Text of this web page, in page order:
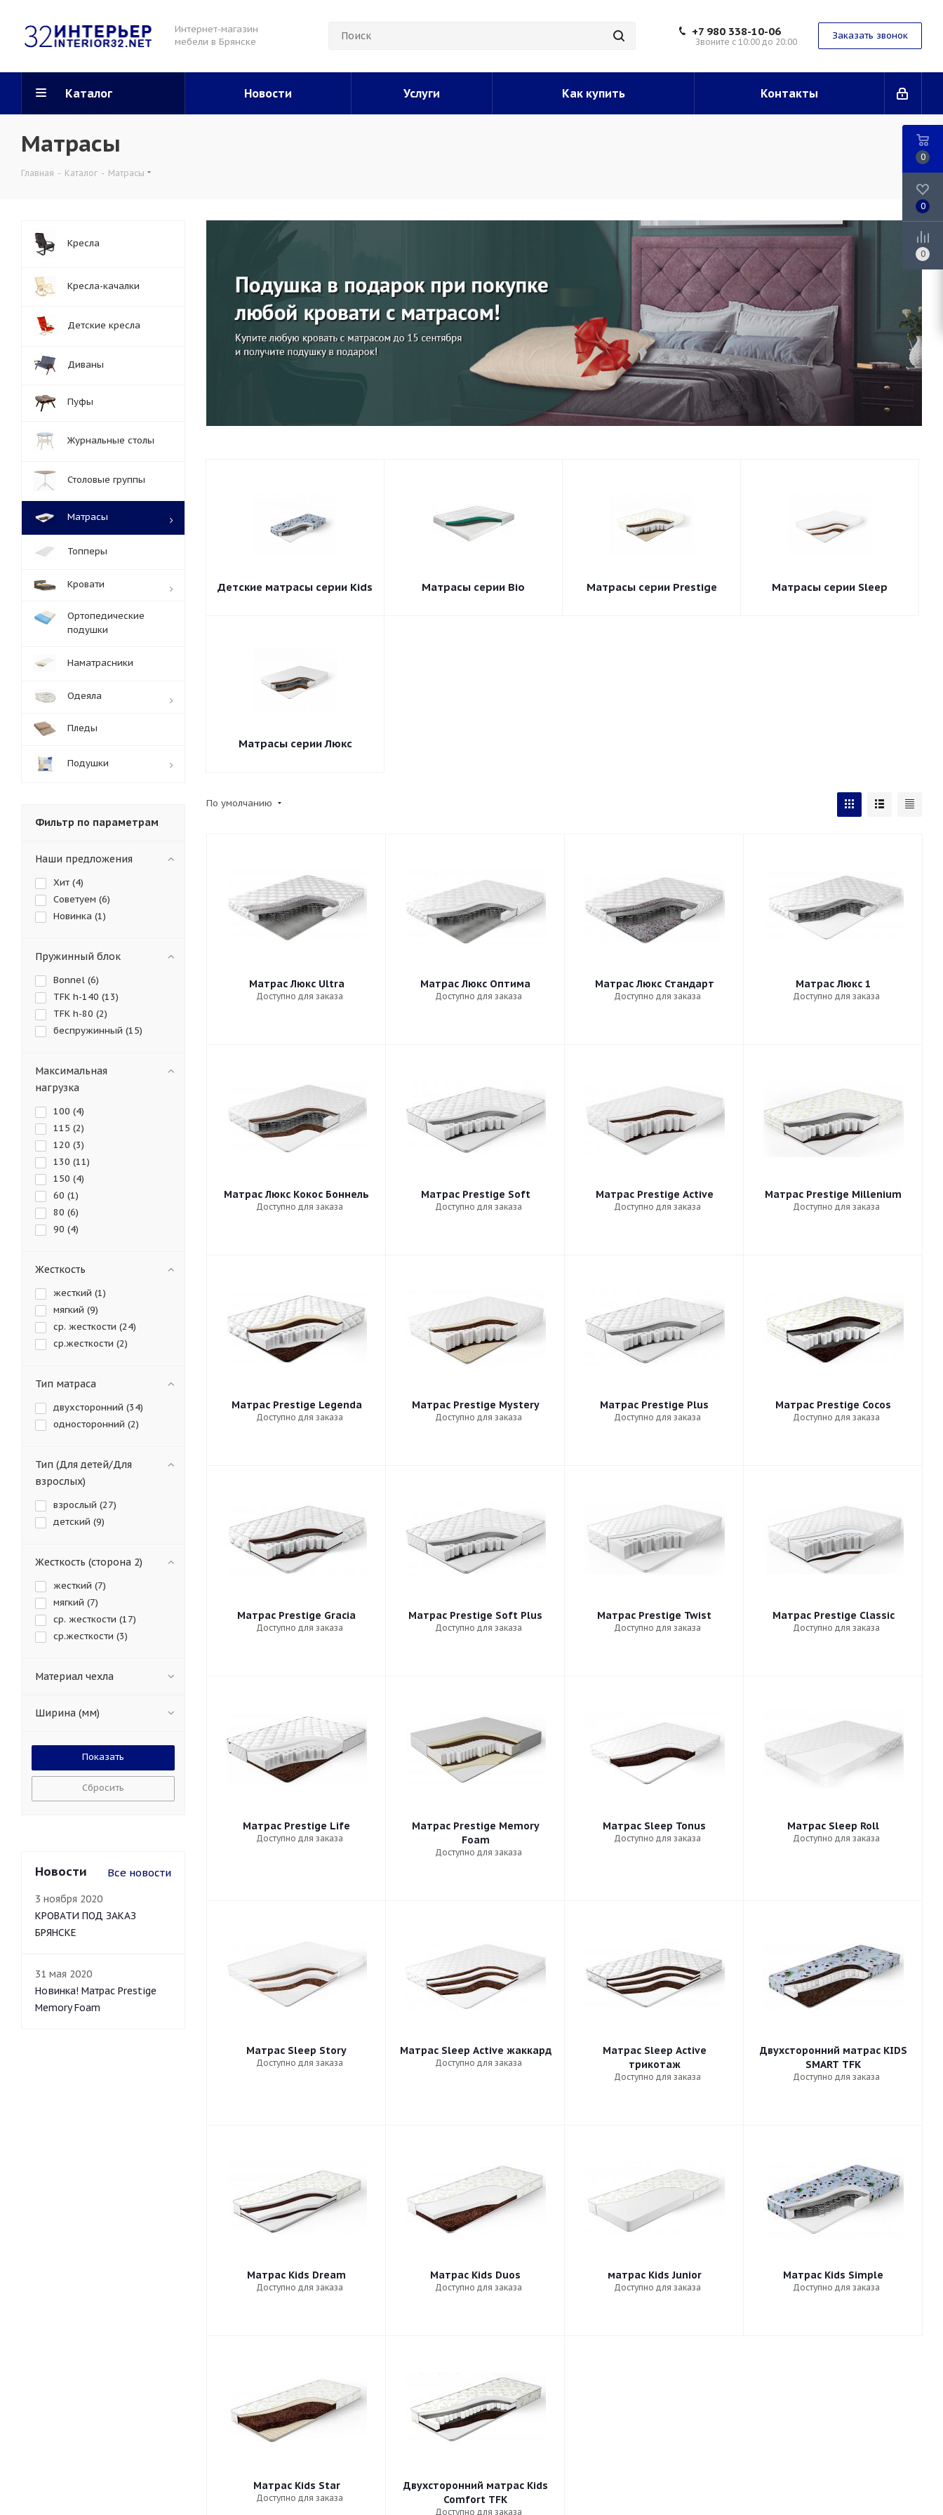
Интернет-магазин
мебели в Брянске
+7 980 338-10-06
Звоните с 10:00 до 20:00
Заказать звонок
Каталог Новости Услуги Как купить Контакты
Матрасы
Главная - Каталог - Матрасы
Детские матрасы серии Kids Матрасы серии Bio Матрасы серии Prestige Матрасы серии Sleep
Матрасы серии Люкс
По умолчанию
Матрас Люкс Ultra
Доступно для заказа
Матрас Люкс Оптима
Доступно для заказа
Матрас Люкс Стандарт
Доступно для заказа
Матрас Люкс 1
Доступно для заказа
Матрас Люкс Кокос Боннель
Доступно для заказа
Матрас Prestige Soft
Доступно для заказа
Матрас Prestige Active
Доступно для заказа
Матрас Prestige Millenium
Доступно для заказа
Матрас Prestige Legenda
Доступно для заказа
Матрас Prestige Mystery
Доступно для заказа
Матрас Prestige Plus
Доступно для заказа
Матрас Prestige Cocos
Доступно для заказа
Матрас Prestige Gracia
Доступно для заказа
Матрас Prestige Soft Plus
Доступно для заказа
Матрас Prestige Twist
Доступно для заказа
Матрас Prestige Classic
Доступно для заказа
Матрас Prestige Life
Доступно для заказа
Матрас Prestige Memory
Foam
Доступно для заказа
Матрас Sleep Tonus
Доступно для заказа
Матрас Sleep Roll
Доступно для заказа
Матрас Sleep Story
Доступно для заказа
Матрас Sleep Active жаккард
Доступно для заказа
Матрас Sleep Active
трикотаж
Доступно для заказа
Двухсторонний матрас KIDS
SMART TFK
Доступно для заказа
Матрас Kids Dream
Доступно для заказа
Матрас Kids Duos
Доступно для заказа
матрас Kids Junior
Доступно для заказа
Матрас Kids Simple
Доступно для заказа
Матрас Kids Star
Доступно для заказа
Двухсторонний матрас Kids
Comfort TFK
Доступно для заказа
Кресла
Кресла-качалки
Детские кресла
Диваны
Пуфы
Журнальные столы
Столовые группы
Матрасы
Топперы
Кровати
Ортопедические
подушки
Наматрасники
Одеяла
Пледы
Подушки
Фильтр по параметрам
Наши предложения
Хит (4)
Советуем (6)
Новинка (1)
Пружинный блок
Bonnel (6)
TFK h-140 (13)
TFK h-80 (2)
беспружинный (15)
Максимальная
нагрузка
100 (4)
115 (2)
120 (3)
130 (11)
150 (4)
60 (1)
80 (6)
90 (4)
Жесткость
жесткий (1)
мягкий (9)
ср. жесткости (24)
ср.жесткости (2)
Тип матраса
двухсторонний (34)
односторонний (2)
Тип (Для детей/Для
взрослых)
взрослый (27)
детский (9)
Жесткость (сторона 2)
жесткий (7)
мягкий (7)
ср. жесткости (17)
ср.жесткости (3)
Материал чехла
Ширина (мм)
Сбросить
Новости Все новости
3 ноября 2020
КРОВАТИ ПОД ЗАКАЗ
БРЯНСКЕ
31 мая 2020
Новинка! Матрас Prestige
Memory Foam
0
0
0